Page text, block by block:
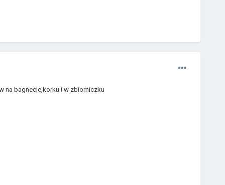
na bagnecie,korku i w zbiorniczku